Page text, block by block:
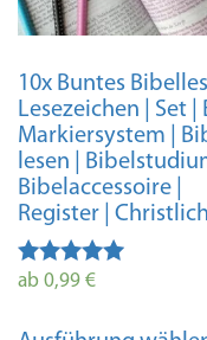
10x Buntes
Lesezeichen | Set |
Markiersystem |
lesen |
Bibelaccessoire |
Register | Christlich
Bewertet
ab 0,99 €